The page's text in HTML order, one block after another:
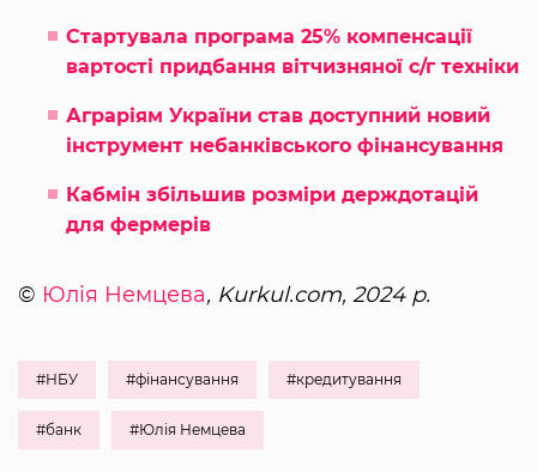
Стартувала програма 25% компенсації
вартості придбання вітчизняної с/г техніки
Аграріям України став доступний новий
інструмент небанківського фінансування
Кабмін збільшив розміри держдотацій
для фермерів
© Юлія Немцева, Kurkul.com, 2024 р.
#НБУ #фінансування #кредитування
#банк #Юлія Немцева